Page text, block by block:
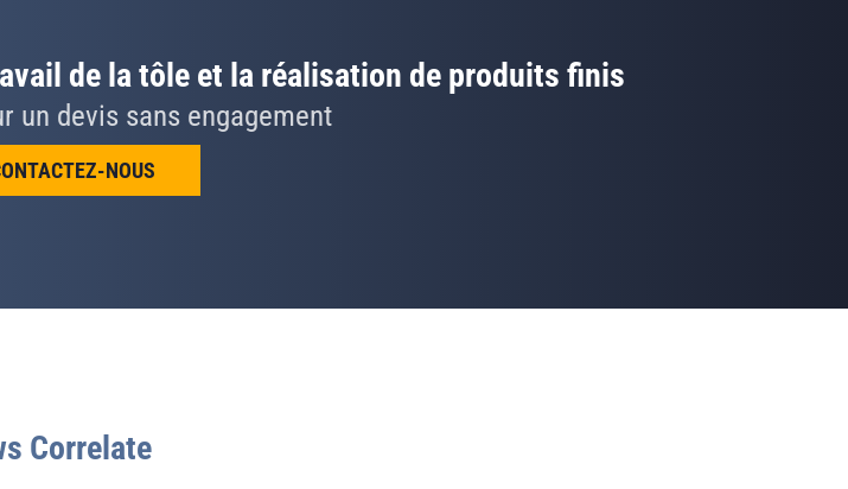
de la tôle et la réalisation de produits finis
un devis sans engagement
NOUS
Correlate